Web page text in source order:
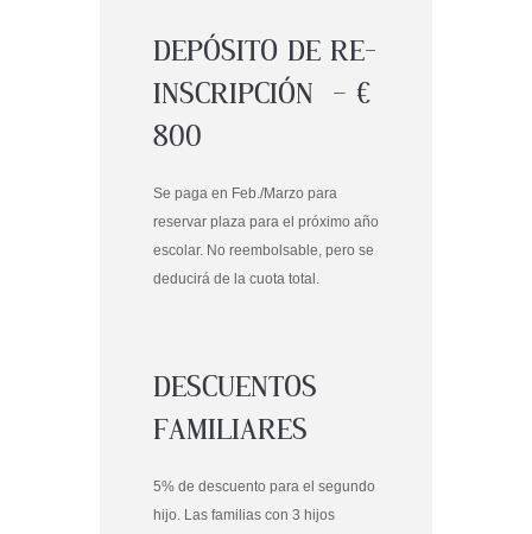
DEPÓSITO DE RE-
INSCRIPCIÓN – €
800
Se paga en Feb./Marzo para
reservar plaza para el próximo año
escolar. No reembolsable, pero se
deducirá de la cuota total.
DESCUENTOS
FAMILIARES
5% de descuento para el segundo
hijo. Las familias con 3 hijos